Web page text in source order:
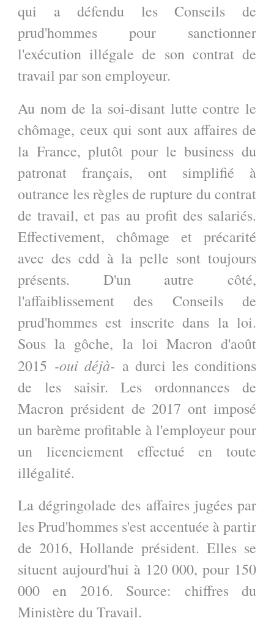
qui a défendu les Conseils de
prud'hommes pour sanctionner
l'exécution illégale de son contrat de
travail par son employeur.
Au nom de la soi-disant lutte contre le
chômage, ceux qui sont aux affaires de
la France, plutôt pour le business du
patronat français, ont simplifié à
outrance les règles de rupture du contrat
de travail, et pas au profit des salariés.
Effectivement, chômage et précarité
avec des cdd à la pelle sont toujours
présents. D'un autre côté,
l'affaiblissement des Conseils de
prud'hommes est inscrite dans la loi.
Sous la gôche, la loi Macron d'août
2015 -oui déjà- a durci les conditions
de les saisir. Les ordonnances de
Macron président de 2017 ont imposé
un barème profitable à l'employeur pour
un licenciement effectué en toute
illégalité.
La dégringolade des affaires jugées par
les Prud'hommes s'est accentuée à partir
de 2016, Hollande président. Elles se
situent aujourd'hui à 120 000, pour 150
000 en 2016. Source: chiffres du
Ministère du Travail.